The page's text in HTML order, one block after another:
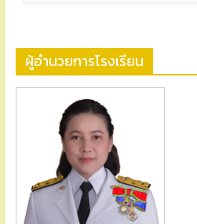
ผู้อำนวยการโรงเรียน